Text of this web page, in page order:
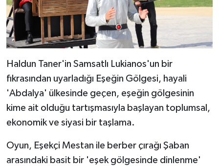
Haldun Taner'in Samsatlı Lukianos'un bir
fıkrasından uyarladığı Eşeğin Gölgesi, hayali
'Abdalya' ülkesinde geçen, eşeğin gölgesinin
kime ait olduğu tartışmasıyla başlayan toplumsal,
ekonomik ve siyasi bir taşlama.
Oyun, Eşekçi Mestan ile berber çırağı Şaban
arasındaki basit bir 'eşek gölgesinde dinlenme'